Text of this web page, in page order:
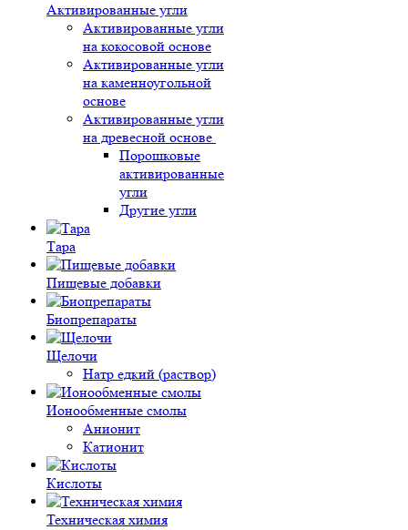
Активированные угли
Активированные угли
на кокосовой основе
Активированные угли
на каменноугольной
основе
Активированные угли
на древесной основе
Порошковые
активированные
угли
Другие угли
Тара
Пищевые добавки
Биопрепараты
Щелочи
Натр едкий (раствор)
Ионообменные смолы
Анионит
Катионит
Кислоты
Техническая химия